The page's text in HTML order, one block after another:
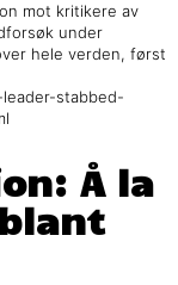
mot kritikere av
under
hele verden, først
leader-stabbed-
Å la